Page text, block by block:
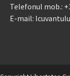
Telefonul mob.:
E-mail: